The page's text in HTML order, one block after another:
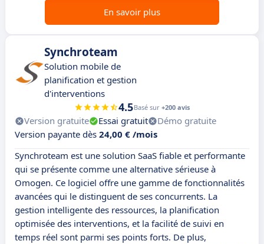
En savoir plus
Synchroteam
Solution mobile de
planification et gestion
d'interventions
4.5Basé sur +200 avis
Version gratuite Essai gratuit
Démo gratuite
Version payante dès 24,00 € /mois
Synchroteam est une solution SaaS fiable et performante
qui se présente comme une alternative sérieuse à
Omogen. Ce logiciel offre une gamme de fonctionnalités
avancées qui le distinguent de ses concurrents. La
gestion intelligente des ressources, la planification
optimisée des interventions, et la facilité de suivi en
temps réel sont parmi ses points forts. De plus,